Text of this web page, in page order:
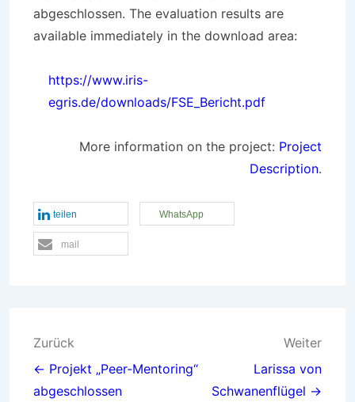
abgeschlossen. The evaluation results are
available immediately in the download area:
https://www.iris-
egris.de/downloads/FSE_Bericht.pdf
More information on the project: Project
Description.
teilen WhatsApp
mail
Beitragsnavigation
Zurück
← Projekt „Peer-Mentoring“
abgeschlossen
Weiter
Larissa von
Schwanenflügel →